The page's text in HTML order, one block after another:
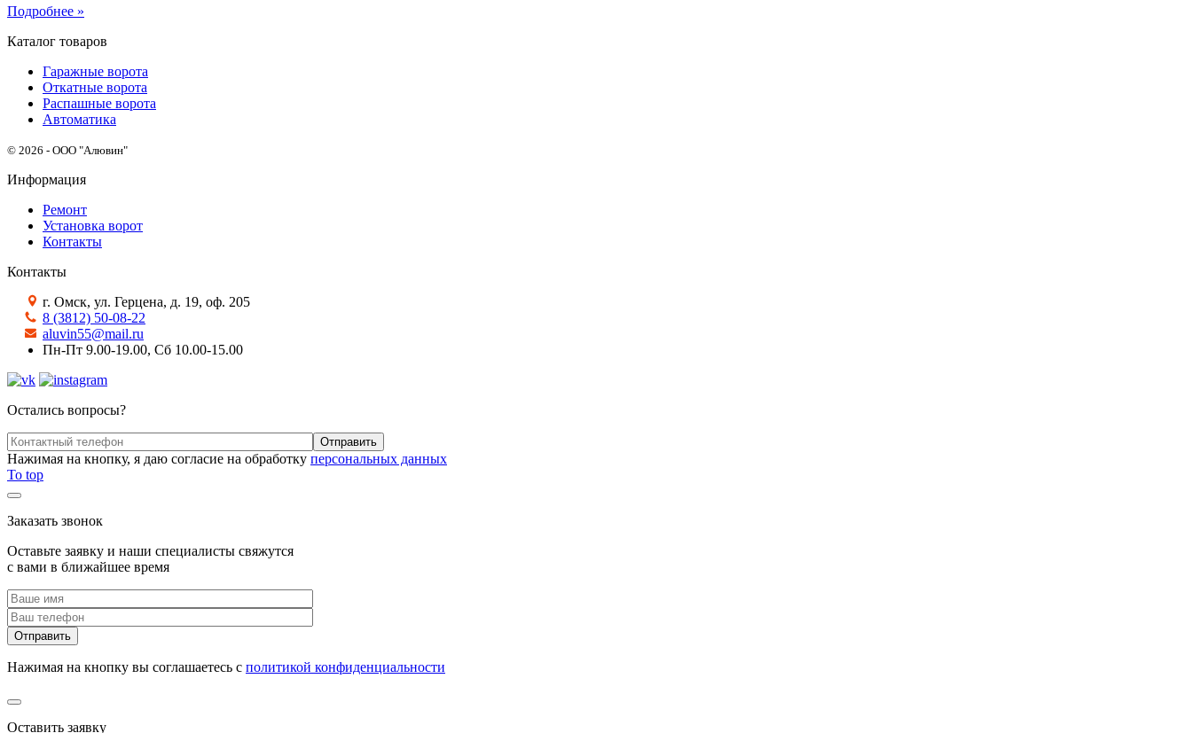
Подробнее »
Каталог товаров
Гаражные ворота
Откатные ворота
Распашные ворота
Автоматика
© 2026 - ООО "Алювин"
Информация
Ремонт
Установка ворот
Контакты
Контакты
г. Омск, ул. Герцена, д. 19, оф. 205
8 (3812) 50-08-22
aluvin55@mail.ru
Пн-Пт 9.00-19.00, Сб 10.00-15.00
Остались вопросы?
Нажимая на кнопку, я даю согласие на обработку персональных данных
To top
Заказать звонок
Оставьте заявку и наши специалисты свяжутся
с вами в ближайшее время
Нажимая на кнопку вы соглашаетесь с политикой конфиденциальности
Оставить заявку